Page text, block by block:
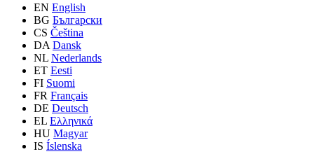
EN English
BG Български
CS Čeština
DA Dansk
NL Nederlands
ET Eesti
FI Suomi
FR Français
DE Deutsch
EL Ελληνικά
HU Magyar
IS Íslenska